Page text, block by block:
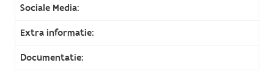
Sociale Media:
Extra informatie:
Documentatie: